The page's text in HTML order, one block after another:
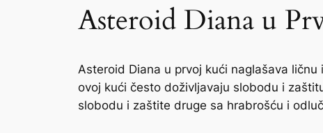
Asteroid Diana u
Asteroid Diana u prvoj kući naglašava
ovoj kući često doživljavaju slobodu i
slobodu i zaštite druge sa hrabrošću i